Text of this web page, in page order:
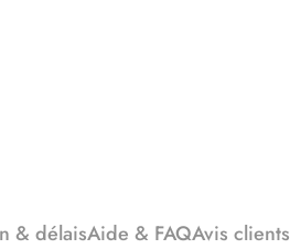
& délaisAide & FAQAvis clients